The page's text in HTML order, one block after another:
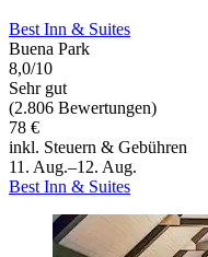
Best Inn & Suites
Buena Park
8,0/10
Sehr gut
(2.806 Bewertungen)
78 €
inkl. Steuern & Gebühren
11. Aug.–12. Aug.
Best Inn & Suites